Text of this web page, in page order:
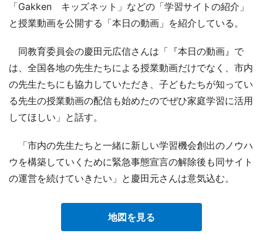
「Gakken キッズネット」などの「学習サイトの紹介」
と授業動画を公開する「本日の動画」を紹介している。
同教育委員会の慶田元広信さんは「『本日の動画』で
は、全国各地の先生たちによる授業動画だけでなく、市内
の先生たちにも協力していただき、子どもたちが知ってい
る先生の授業動画の配信も始めたのでぜひ家庭学習に活用
してほしい」と話す。
「市内の先生たちと一緒に新しい学習機会創出のノウハ
ウを構築していくために緊急事態宣言の解除後も同サイト
の運営を続けていきたい」と慶田元さんは意気込む。
地図を見る